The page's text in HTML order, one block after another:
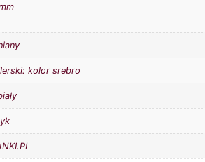
kolor srebro